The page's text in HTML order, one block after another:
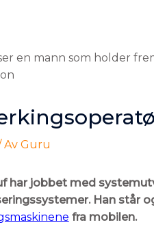
Av Guru
har jobbet med
Han står
fra mobilen.